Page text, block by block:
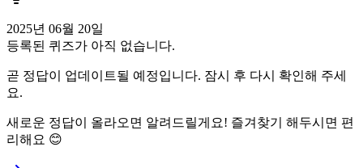
2025년 06월 20일
등록된 퀴즈가 아직 없습니다.
곧 정답이 업데이트될 예정입니다. 잠시 후 다시 확인해 주세
요.
새로운 정답이 올라오면 알려드릴게요! 즐겨찾기 해두시면 편
리해요 😊